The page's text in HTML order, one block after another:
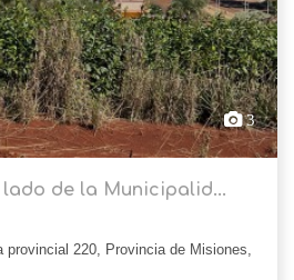
3
de la Municipalid...
provincial 220, Provincia de Misiones,